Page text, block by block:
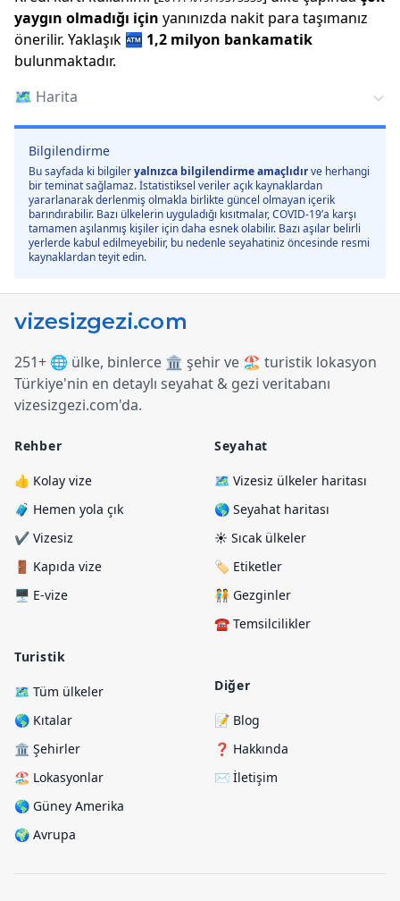
yaygın olmadığı için yanınızda nakit para taşımanız
önerilir. Yaklaşık 🏧 1,2 milyon bankamatik
bulunmaktadır.
🗺️ Harita
Bilgilendirme
Bu sayfada ki bilgileryalnızca bilgilendirme amaçlıdırve herhangi
bir teminat sağlamaz. İstatistiksel veriler açık kaynaklardan
yararlanarak derlenmiş olmakla birlikte güncel olmayan içerik
barındırabilir. Bazı ülkelerin uyguladığı kısıtmalar, COVID-19’a karşı
tamamen aşılanmış kişiler için daha esnek olabilir. Bazı aşılar belirli
yerlerde kabul edilmeyebilir, bu nedenle seyahatiniz öncesinde resmi
kaynaklardan teyit edin.
251+ 🌐 ülke, binlerce 🏛️ şehir ve 🏖️ turistik lokasyon
Türkiye'nin en detaylı seyahat & gezi veritabanı
vizesizgezi.com'da.
Rehber
👍 Kolay vize
🧳 Hemen yola çık
✔️ Vizesiz
🚪 Kapıda vize
🖥️ E-vize
Turistik
🗺️ Tüm ülkeler
🌎 Kıtalar
🏛️ Şehirler
🏖️ Lokasyonlar
🌎 Güney Amerika
🌍 Avrupa
Seyahat
🗺️ Vizesiz ülkeler haritası
🌎 Seyahat haritası
☀️ Sıcak ülkeler
🏷️ Etiketler
🧑‍🤝‍🧑 Gezginler
☎️ Temsilcilikler
Diğer
📝 Blog
❓ Hakkında
✉️ İletişim